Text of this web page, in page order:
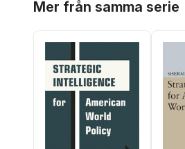
Mer från samma serie